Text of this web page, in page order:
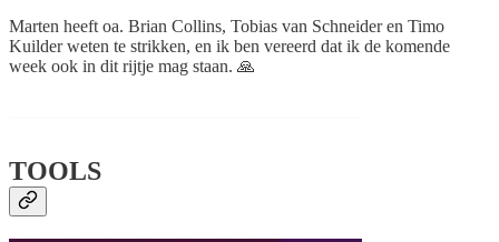
Marten heeft oa. Brian Collins, Tobias van Schneider en Timo
Kuilder weten te strikken, en ik ben vereerd dat ik de komende
week ook in dit rijtje mag staan. 🙏
TOOLS